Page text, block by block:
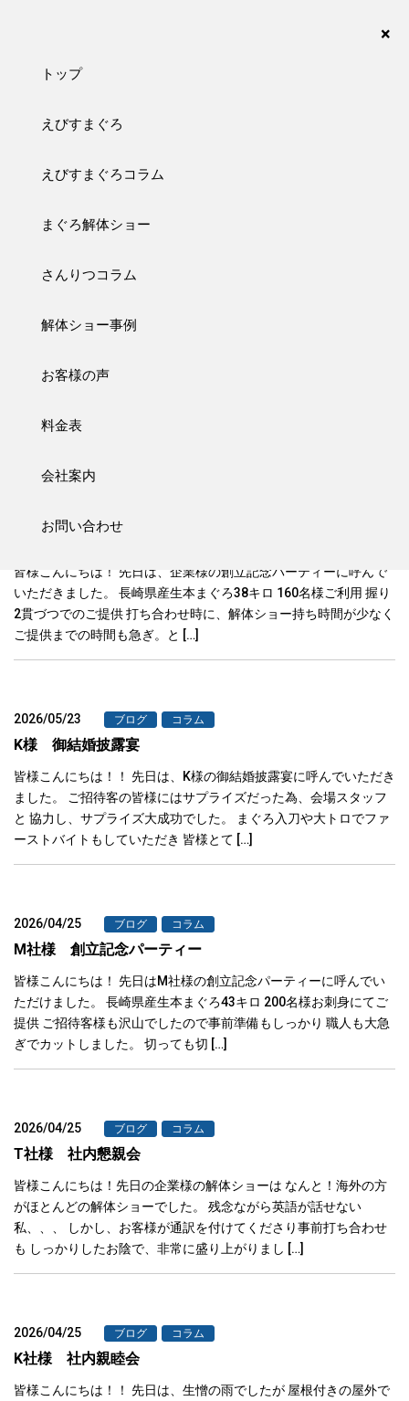
×
トップ
えびすまぐろ
えびすまぐろコラム
まぐろ解体ショー
さんりつコラム
解体ショー事例
お客様の声
料金表
会社案内
お問い合わせ
コラム
タマホーム 一宮支店様 集客イベント
皆様こんにちは！ 先日は、タマホーム一宮支店様の集客イベント
と！！あっという間に余すとこ […]
皆様こんにちは！ 先日は、企業様の創立記念パーティーに呼んで
いただきました。 長崎県産生本まぐろ38キロ 160名様ご利用 握り
2貫づつでのご提供 打ち合わせ時に、解体ショー持ち時間が少なく
ご提供までの時間も急ぎ。と […]
2026/05/23 ブログ コラム
K様 御結婚披露宴
皆様こんにちは！！ 先日は、K様の御結婚披露宴に呼んでいただき
ました。 ご招待客の皆様にはサプライズだった為、会場スタッフ
と 協力し、サプライズ大成功でした。 まぐろ入刀や大トロでファ
ーストバイトもしていただき 皆様とて […]
2026/04/25 ブログ コラム
M社様 創立記念パーティー
皆様こんにちは！ 先日はM社様の創立記念パーティーに呼んでい
ただけました。 長崎県産生本まぐろ43キロ 200名様お刺身にてご
提供 ご招待客様も沢山でしたので事前準備もしっかり 職人も大急
ぎでカットしました。 切っても切 […]
2026/04/25 ブログ コラム
T社様 社内懇親会
皆様こんにちは！先日の企業様の解体ショーは なんと！海外の方
がほとんどの解体ショーでした。 残念ながら英語が話せない
私、、、 しかし、お客様が通訳を付けてくださり事前打ち合わせ
も しっかりしたお陰で、非常に盛り上がりまし […]
2026/04/25 ブログ コラム
K社様 社内親睦会
皆様こんにちは！！ 先日は、生憎の雨でしたが 屋根付きの屋外で